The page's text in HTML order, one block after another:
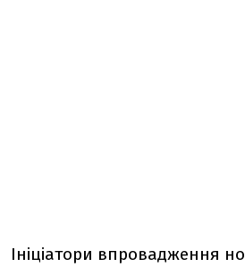
Ініціатори впровадження